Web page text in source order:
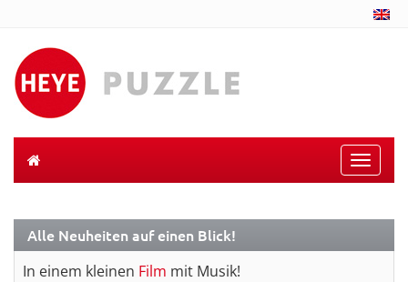
Toggle
Alle Neuheiten auf einen Blick!
In einem kleinen Film mit Musik!